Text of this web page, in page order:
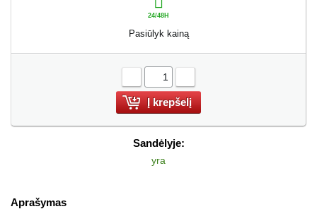
Pasiūlyk kainą
Sandėlyje:
yra
Aprašymas